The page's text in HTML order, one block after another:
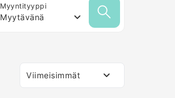
Myyntityyppi
Myytävänä
Viimeisimmät